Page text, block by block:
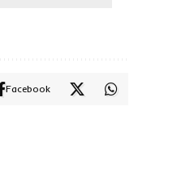
Facebook